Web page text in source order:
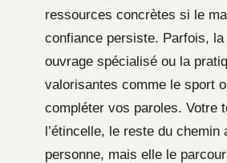
ressources concrètes si le
confiance persiste. Parfois, la
ouvrage spécialisé ou la
valorisantes comme le sport
compléter vos paroles. Votre
l’étincelle, le reste du chemin
personne, mais elle le